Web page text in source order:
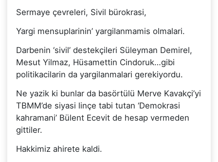
Sermaye çevreleri, Sivil bürokrasi,
Yargi mensuplarinin’ yargilanmamis olmalari.
Darbenin ‘sivil’ destekçileri Süleyman Demirel,
Mesut Yilmaz, Hüsamettin Cindoruk…gibi
politikacilarin da yargilanmalari gerekiyordu.
Ne yazik ki bunlar da basörtülü Merve Kavakçi’yi
TBMM’de siyasi linçe tabi tutan ‘Demokrasi
kahramani’ Bülent Ecevit de hesap vermeden
gittiler.
Hakkimiz ahirete kaldi.